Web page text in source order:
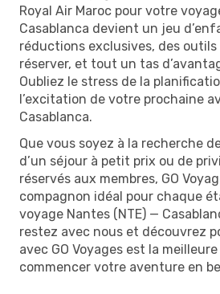
Royal Air Maroc pour votre
Casablanca devient un jeu
réductions exclusives, des outils
réserver, et tout un tas
Oubliez le stress de la
l’excitation de votre prochaine
Casablanca.
Que vous soyez à la recherche
d’un séjour à petit prix ou de
réservés aux membres, GO
compagnon idéal pour chaque
voyage Nantes (NTE) —
restez avec nous et découvrez
avec GO Voyages est la
commencer votre aventure en